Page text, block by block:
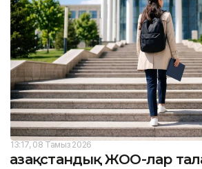
13:17, 08 Тамыз 2026
Қазақстандық ЖОО-лар